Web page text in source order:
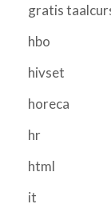
gratis
hbo
hivset
horeca
hr
html
it